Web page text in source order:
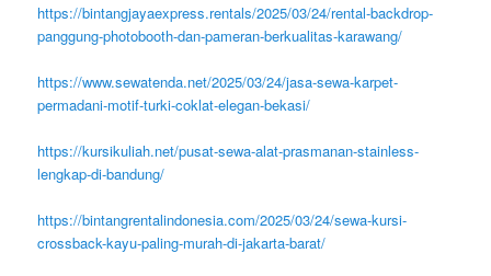
https://bintangjayaexpress.rentals/2025/03/24/rental-backdrop-
panggung-photobooth-dan-pameran-berkualitas-karawang/
https://www.sewatenda.net/2025/03/24/jasa-sewa-karpet-
permadani-motif-turki-coklat-elegan-bekasi/
https://kursikuliah.net/pusat-sewa-alat-prasmanan-stainless-
lengkap-di-bandung/
https://bintangrentalindonesia.com/2025/03/24/sewa-kursi-
crossback-kayu-paling-murah-di-jakarta-barat/